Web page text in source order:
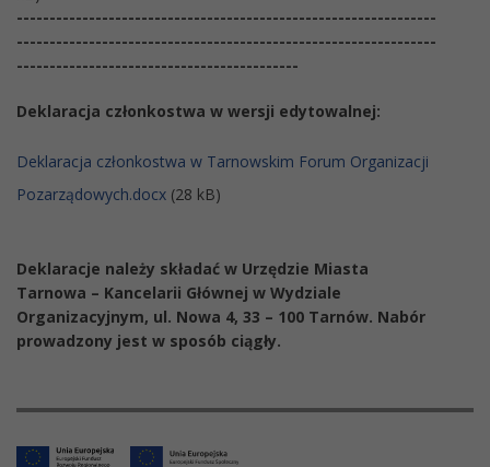
----------------------------------------------------------------
----------------------------------------------------------------
-------------------------------------------
Deklaracja członkostwa w wersji edytowalnej:
Deklaracja członkostwa w Tarnowskim Forum Organizacji
Pozarządowych.docx (28 kB)
Deklaracje należy składać w Urzędzie Miasta
Tarnowa – Kancelarii Głównej w Wydziale
Organizacyjnym, ul. Nowa 4, 33 – 100 Tarnów. Nabór
prowadzony jest w sposób ciągły.